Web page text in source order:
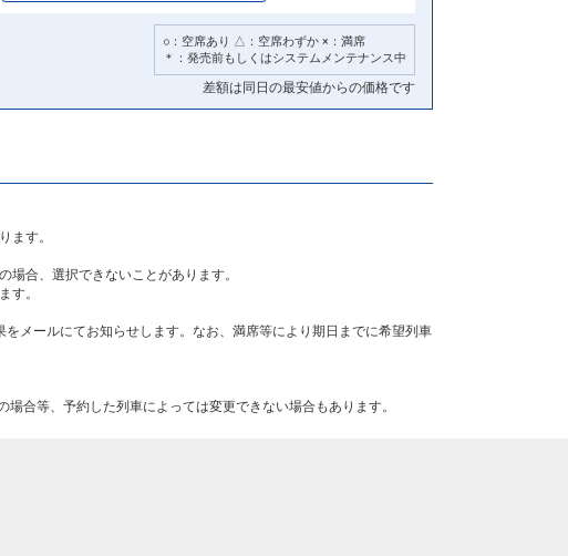
○：空席あり △：空席わずか ×：満席
＊：発売前もしくはシステムメンテナンス中
差額は同日の最安値からの価格です
ます。
合、選択できないことがあります。
す。
メールにてお知らせします。なお、満席等により期日までに希望列車
合等、予約した列車によっては変更できない場合もあります。